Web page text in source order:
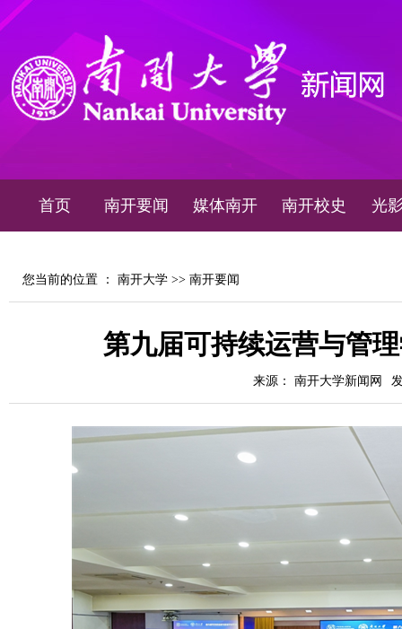
首页 南开要闻 媒体南开 南开校史 光
您当前的位置 ： 南开大学 >> 南开要闻
第九届可持续运营与管
来源： 南开大学新闻网